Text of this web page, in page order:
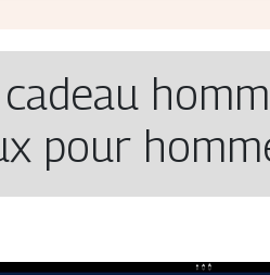
pour